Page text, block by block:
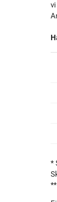
*